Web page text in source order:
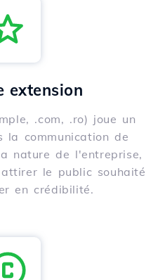
extension
.com, .ro) joue un
la communication de
nature de l'entreprise,
le public souhaité
en crédibilité.